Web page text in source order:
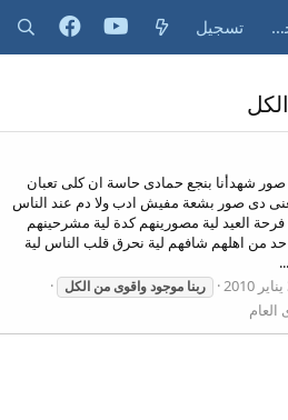
تسجيل الدخول تسجيل
شهدأنا بنجع حمادى حاسة ان كلى تعبان
دى صور بشعة مفيش ادب ولا دم عند الناس
العيد لية مصورينهم كدة لية مشرحينهم
من اهلهم شافهم لية نحرق قلب الناس لية
ربنا موجودواقوىمن الكل
العام